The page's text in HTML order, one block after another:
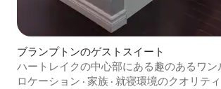
ブランプトンのゲストスイート
ハートレイクの中心部にある趣のあるワン
ロケーション · 家族 · 就寝環境のクオリティ